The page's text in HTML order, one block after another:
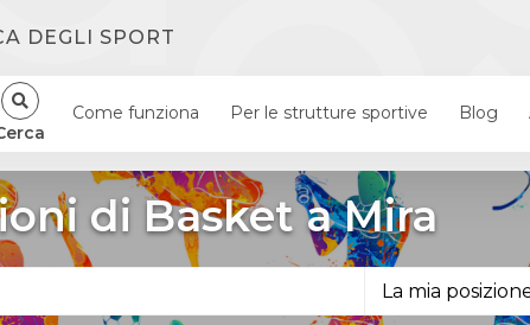
DEGLI SPORT
Come funziona Per le strutture sportive Blog
di Basket a Mira